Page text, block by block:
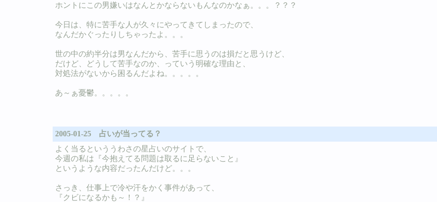
ホントにこの男嫌いはなんとかならないもんなのかなぁ。。。？？？
今日は、特に苦手な人が久々にやってきてしまったので、
なんだかぐったりしちゃったよ。。。
世の中の約半分は男なんだから、苦手に思うのは損だと思うけど、
だけど、どうして苦手なのか、っていう明確な理由と、
対処法がないから困るんだよね。。。。。
あ～ぁ憂鬱。。。。。
2005-01-25 占いが当ってる？
よく当るといううわさの星占いのサイトで、
今週の私は『今抱えてる問題は取るに足らないこと』
というような内容だったんだけど。。。
さっき、仕事上で冷や汗をかく事件があって、
『クビになるかも～！？』